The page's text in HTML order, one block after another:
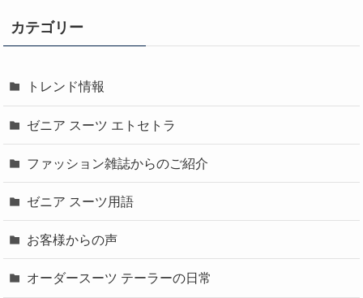
カテゴリー
トレンド情報
ゼニア スーツ エトセトラ
ファッション雑誌からのご紹介
ゼニア スーツ用語
お客様からの声
オーダースーツ テーラーの日常